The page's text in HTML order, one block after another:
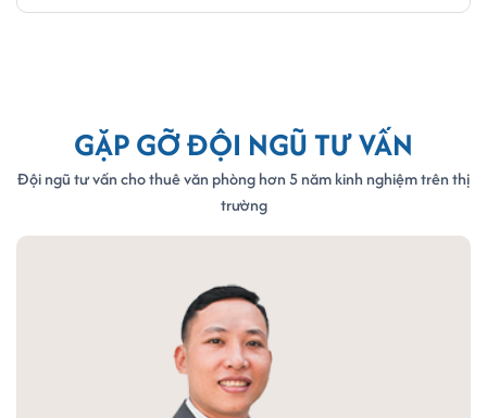
GẶP GỠ ĐỘI NGŨ TƯ VẤN
Đội ngũ tư vấn cho thuê văn phòng hơn 5 năm kinh nghiệm trên thị
trường